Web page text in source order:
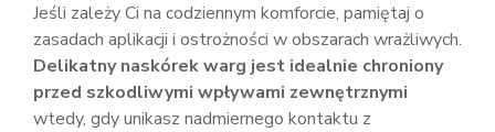
Jeśli zależy Ci na codziennym komforcie, pamiętaj o
zasadach aplikacji i ostrożności w obszarach wrażliwych.
Delikatny naskórek warg jest idealnie chroniony
przed szkodliwymi wpływami zewnętrznymi
wtedy, gdy unikasz nadmiernego kontaktu z